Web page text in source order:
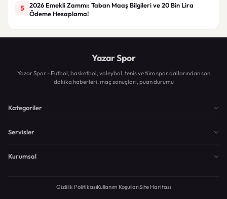
5
2026 Emekli Zammı: Taban Maaş Bilgileri ve 20 Bin Lira
Ödeme Hesaplama!
Yazar Spor
Yazar Spor - Futbol, basketbol, voleybol, tenis ve tüm spor dallarından son
dakika haberleri, maç sonuçları, puan durumu
Kategoriler
Servisler
Kurumsal
Gizlilik PolitikasıKullanım KoşullarıSite Haritası